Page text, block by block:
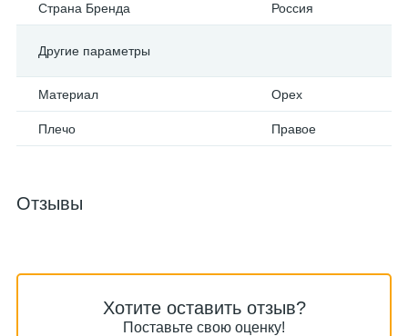
Страна Бренда Россия
Другие параметры
Материал Орех
Плечо Правое
Отзывы
Хотите оставить отзыв?
Поставьте свою оценку!